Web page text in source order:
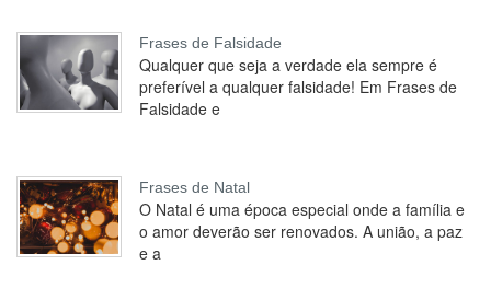
Frases de Falsidade
Qualquer que seja a verdade ela sempre é
preferível a qualquer falsidade! Em Frases de
Falsidade e
Frases de Natal
O Natal é uma época especial onde a família e
o amor deverão ser renovados. A união, a paz
e a